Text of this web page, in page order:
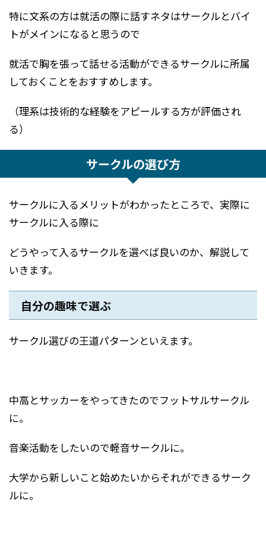
特に文系の方は就活の際に話すネタはサークルとバイ
トがメインになると思うので
就活で胸を張って話せる活動ができるサークルに所属
しておくことをおすすめします。
（理系は技術的な経験をアピールする方が評価され
る）
サークルの選び方
サークルに入るメリットがわかったところで、実際に
サークルに入る際に
どうやって入るサークルを選べば良いのか、解説して
いきます。
自分の趣味で選ぶ
サークル選びの王道パターンといえます。
中高とサッカーをやってきたのでフットサルサークル
に。
音楽活動をしたいので軽音サークルに。
大学から新しいこと始めたいからそれができるサーク
ルに。